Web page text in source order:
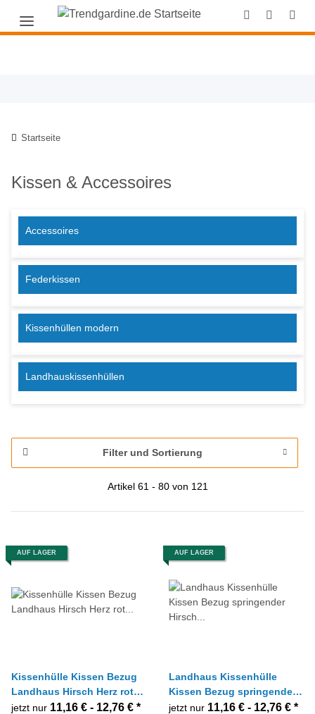
Startseite
Kissen & Accessoires
Accessoires
Federkissen
Kissenhüllen modern
Landhauskissenhüllen
Filter und Sortierung
Artikel 61 - 80 von 121
AUF LAGER
Kissenhülle Kissen Bezug
Landhaus Hirsch Herz rot
natur, Größe nach Wahl
jetzt nur 11,16 € - 12,76 € *
AUF LAGER
Landhaus Kissenhülle
Kissen Bezug springender
Hirsch braun schwarz,
jetzt nur 11,16 € - 12,76 € *